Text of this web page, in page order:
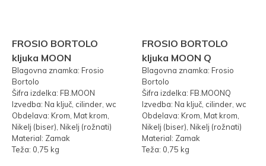
FROSIO BORTOLO
kljuka MOON
Blagovna znamka: Frosio
Bortolo
Šifra izdelka: FB.MOON
Izvedba: Na ključ, cilinder, wc
Obdelava: Krom, Mat krom,
Nikelj (biser), Nikelj (rožnati)
Material: Zamak
Teža: 0,75 kg
FROSIO BORTOLO
kljuka MOON Q
Blagovna znamka: Frosio
Bortolo
Šifra izdelka: FB.MOONQ
Izvedba: Na ključ, cilinder, wc
Obdelava: Krom, Mat krom,
Nikelj (biser), Nikelj (rožnati)
Material: Zamak
Teža: 0,75 kg